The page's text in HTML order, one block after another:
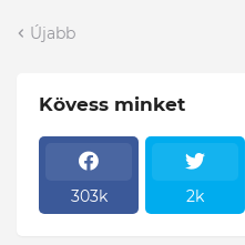
Újabb
Kövess minket
303k 2k